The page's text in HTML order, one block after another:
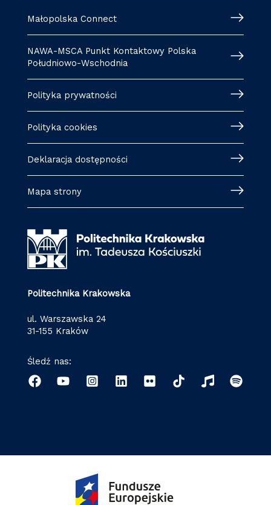
Małopolska Connect
NAWA-MSCA Punkt Kontaktowy Polska
Południowo-Wschodnia
Polityka prywatności
Polityka cookies
Deklaracja dostępności
Mapa strony
Politechnika Krakowska
ul. Warszawska 24
31-155 Kraków
Śledź nas: